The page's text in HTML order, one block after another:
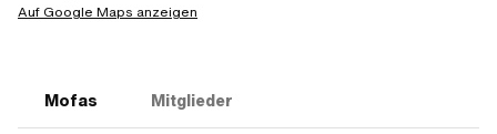
Auf Google Maps anzeigen
Mofas Mitglieder